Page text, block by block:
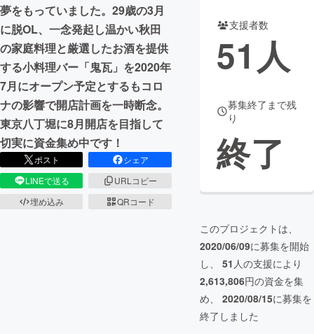
夢をもっていました。29歳の3月
に脱OL、一念発起し温かい秋田
の家庭料理と厳選したお酒を提供
する小料理バー「鬼瓦」を2020年
7月にオープン予定とするもコロ
ナの影響で開店計画を一時断念。
東京八丁堀に8月開店を目指して
切実に資金集め中です！
ポスト
シェア
LINEで送る
URLコピー
埋め込み
QRコード
支援者数
51 人
募集終了まで残
り
終了
このプロジェクトは、
2020/06/09に募集を開始
し、 51 人の支援により
2,613,806円の資金を集
め、 2020/08/15に募集を
終了しました